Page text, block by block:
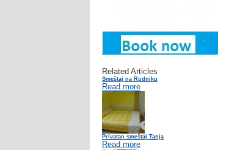
Related Articles
Smeštaj na Rudniku
Read more
Privatan smeštaj Tanja
Read more